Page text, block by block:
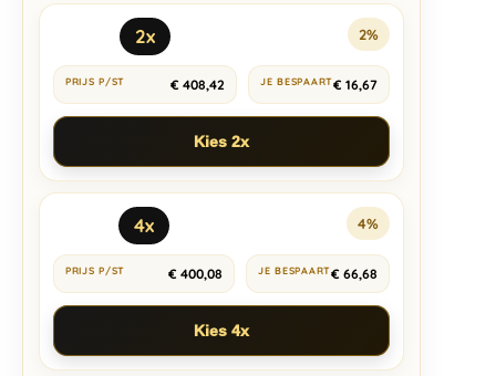
2x 2%
€ 408,42 € 16,67
Kies 2x
4x 4%
€ 400,08 € 66,68
Kies 4x